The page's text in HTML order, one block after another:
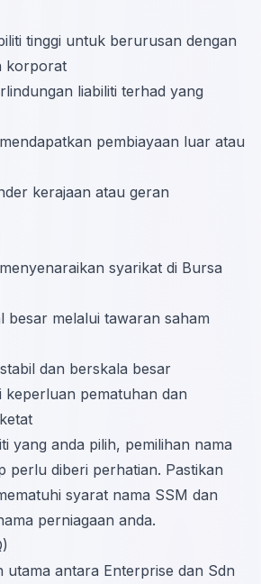
tinggi untuk berurusan dengan
korporat
liabiliti terhad yang
pembiayaan luar atau
kerajaan atau geran
syarikat di Bursa
besar melalui tawaran saham
dan berskala besar
keperluan pematuhan dan
yang anda pilih, pemilihan nama
perlu diberi perhatian. Pastikan
syarat nama SSM dan
perniagaan anda.
utama antara Enterprise dan Sdn